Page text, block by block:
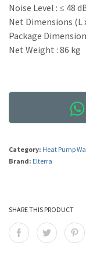
Noise Level : ≤ 48
Net Dimensions (L
Package
Net Weight : 86 kg
Category: Heat Pump
Brand: Elterra
SHARE THIS PRODUCT